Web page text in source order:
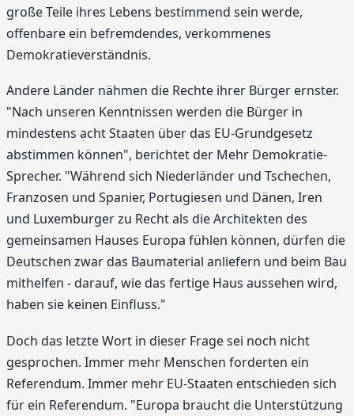
große Teile ihres Lebens bestimmend sein werde,
offenbare ein befremdendes, verkommenes
Demokratieverständnis.
Andere Länder nähmen die Rechte ihrer Bürger ernster.
"Nach unseren Kenntnissen werden die Bürger in
mindestens acht Staaten über das EU-Grundgesetz
abstimmen können", berichtet der Mehr Demokratie-
Sprecher. "Während sich Niederländer und Tschechen,
Franzosen und Spanier, Portugiesen und Dänen, Iren
und Luxemburger zu Recht als die Architekten des
gemeinsamen Hauses Europa fühlen können, dürfen die
Deutschen zwar das Baumaterial anliefern und beim Bau
mithelfen - darauf, wie das fertige Haus aussehen wird,
haben sie keinen Einfluss."
Doch das letzte Wort in dieser Frage sei noch nicht
gesprochen. Immer mehr Menschen forderten ein
Referendum. Immer mehr EU-Staaten entschieden sich
für ein Referendum. "Europa braucht die Unterstützung